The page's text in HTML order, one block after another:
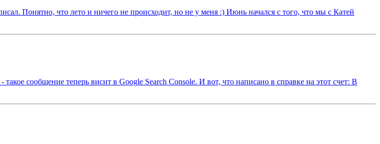
Понятно, что лето и ничего не происходит, но не у меня :) Июнь начался с того, что мы с Катей
сообщение теперь висит в Google Search Console. И вот, что написано в справке на этот счет: В